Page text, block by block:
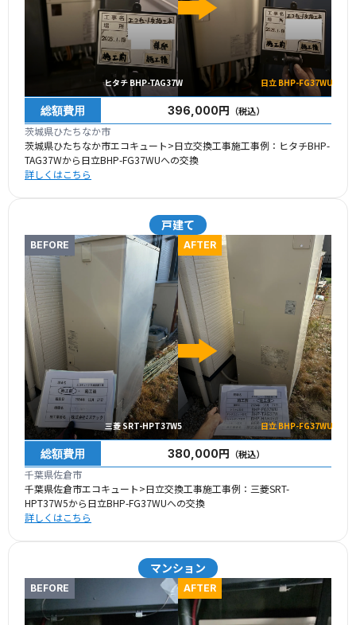
ヒタチ BHP-TAG37W 日立 BHP-FG37WU
総額費用 396,000円 （税込）
茨城県ひたちなか市
茨城県ひたちなか市エコキュート>日立交換工事施工事例：ヒタチBHP-
TAG37Wから日立BHP-FG37WUへの交換
詳しくはこちら
戸建て
BEFORE
三菱 SRT-HPT37W5
AFTER
日立 BHP-FG37WU
総額費用 380,000円 （税込）
千葉県佐倉市
千葉県佐倉市エコキュート>日立交換工事施工事例：三菱SRT-
HPT37W5から日立BHP-FG37WUへの交換
詳しくはこちら
マンション
BEFORE AFTER